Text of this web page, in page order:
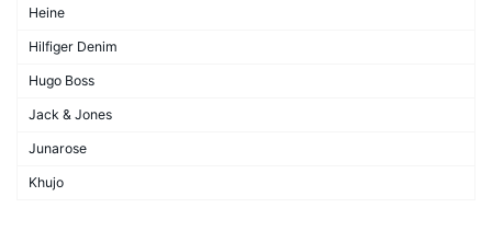
Heine
Hilfiger Denim
Hugo Boss
Jack & Jones
Junarose
Khujo